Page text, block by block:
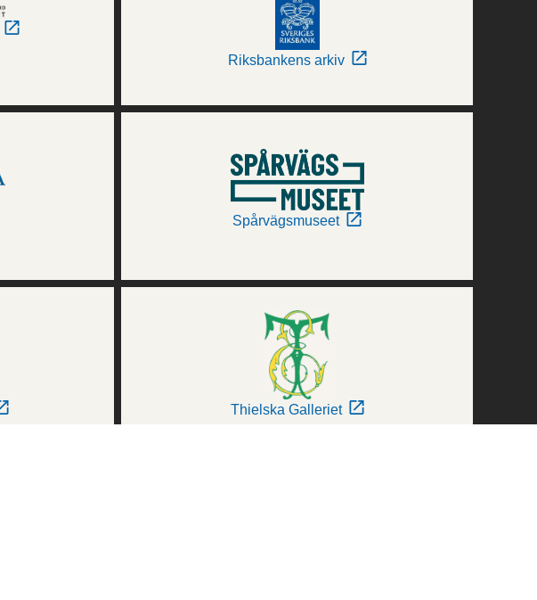
Riksbankens arkiv
Spårvägsmuseet
Thielska Galleriet